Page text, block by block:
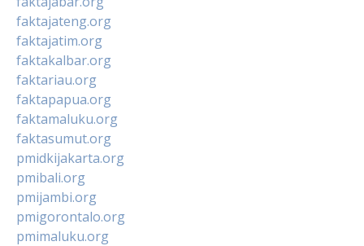
faktajateng.org
faktajatim.org
faktakalbar.org
faktariau.org
faktapapua.org
faktamaluku.org
faktasumut.org
pmidkijakarta.org
pmibali.org
pmijambi.org
pmigorontalo.org
pmimaluku.org